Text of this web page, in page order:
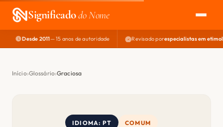
Significadodo Nome
EXPLORAR
NOME PERFEITO
Desde 2011— 15 anos de autoridade Revisado porespecialistas em
Início Glossário Graciosa
IDIOMA: PT COMUM